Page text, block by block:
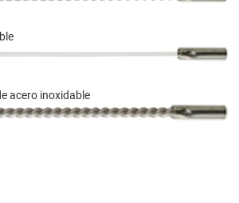
acero inoxidable